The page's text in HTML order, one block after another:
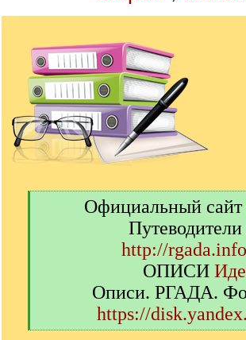
Официальный
http://
ОПИСИ
Описи. РГАДА.
https://
[